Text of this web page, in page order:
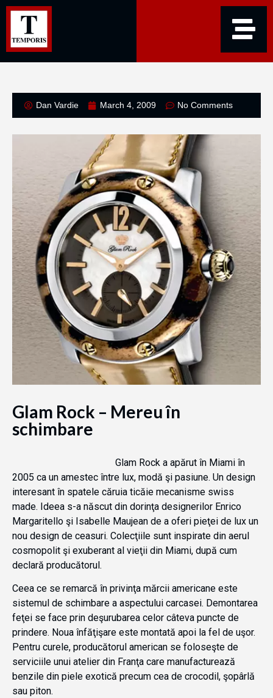
Dan Vardie March 4, 2009 No Comments
Glam Rock – Mereu în
schimbare
Glam Rock a apărut în Miami în
2005 ca un amestec între lux, modă şi pasiune. Un design
interesant în spatele căruia ticăie mecanisme swiss
made. Ideea s-a născut din dorinţa designerilor Enrico
Margaritello şi Isabelle Maujean de a oferi pieţei de lux un
nou design de ceasuri. Colecţiile sunt inspirate din aerul
cosmopolit şi exuberant al vieţii din Miami, după cum
declară producătorul.
Ceea ce se remarcă în privinţa mărcii americane este
sistemul de schimbare a aspectului carcasei. Demontarea
feţei se face prin deşurubarea celor câteva puncte de
prindere. Noua înfăţişare este montată apoi la fel de uşor.
Pentru curele, producătorul american se foloseşte de
serviciile unui atelier din Franţa care manufacturează
benzile din piele exotică precum cea de crocodil, şopârlă
sau piton.